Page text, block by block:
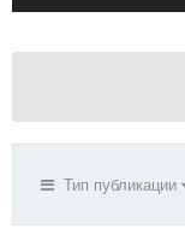
Тип публикации